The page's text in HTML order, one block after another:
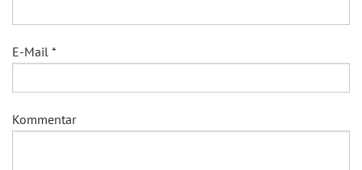
E-Mail *
Kommentar